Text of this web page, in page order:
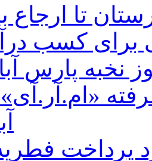
تا ارجاع
کسب
نخبه پارس
پرداخت